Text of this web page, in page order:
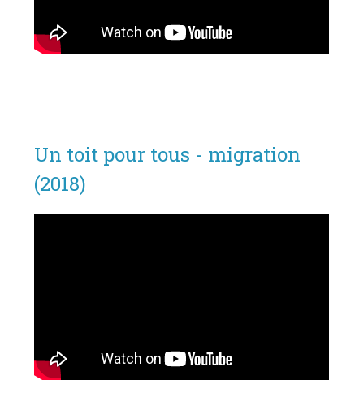
Un toit pour tous - migration
(2018)